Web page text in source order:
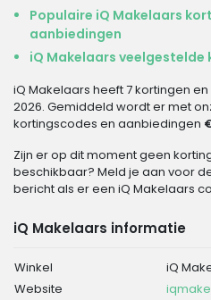
Populaire iQ Makelaars
aanbiedingen
iQ Makelaars veelgestelde
iQ Makelaars heeft 7 kortingen
2026. Gemiddeld wordt er met
kortingscodes en aanbiedingen
Zijn er op dit moment geen
beschikbaar? Meld je aan voor
bericht als er een iQ Makelaars
iQ Makelaars informatie
Winkel
iQ
Website